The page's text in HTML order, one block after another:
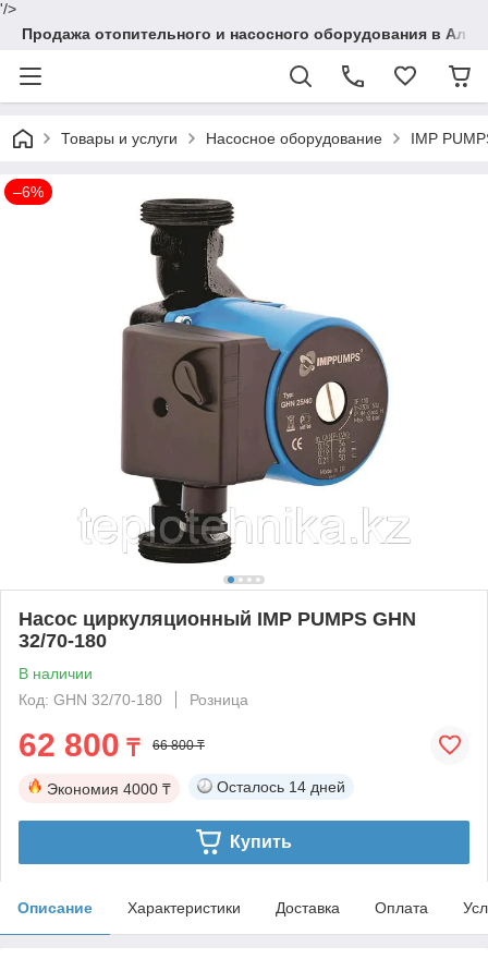
'/>
Продажа отопительного и насосного оборудования в
Товары и услуги Насосное оборудование IMP
–6%
Насос циркуляционный IMP PUMPS GHN
32/70-180
В наличии
Код: GHN 32/70-180
Розница
62 800 ₸ 66 800 ₸
Экономия 4000 ₸ Осталось 14 дней
Купить
Описание Характеристики Доставка Оплата